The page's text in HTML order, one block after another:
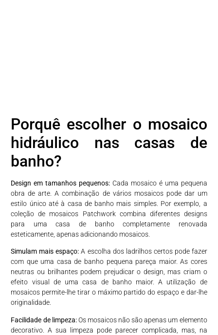
Porquê escolher o mosaico
hidráulico nas casas de
banho?
Design em tamanhos pequenos: Cada mosaico é uma pequena
obra de arte. A combinação de vários mosaicos pode dar um
estilo único até à casa de banho mais simples. Por exemplo, a
coleção de mosaicos Patchwork combina diferentes designs
para uma casa de banho completamente renovada
esteticamente, apenas adicionando mosaicos.
Simulam mais espaço: A escolha dos ladrilhos certos pode fazer
com que uma casa de banho pequena pareça maior. As cores
neutras ou brilhantes podem prejudicar o design, mas criam o
efeito visual de uma casa de banho maior. A utilização de
mosaicos permite-lhe tirar o máximo partido do espaço e dar-lhe
originalidade.
Facilidade de limpeza:Os mosaicos não são apenas um elemento
decorativo. A sua limpeza pode parecer complicada, mas, na